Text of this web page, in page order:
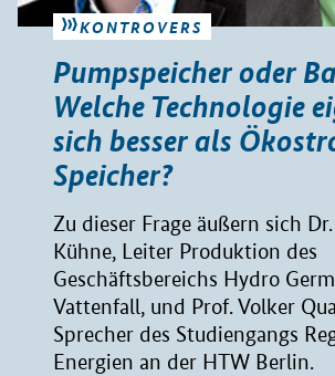
KONTROVERS
Pumpspeicher oder
Welche Technologie
sich besser als
Speicher?
Zu dieser Frage äußern sich
Kühne, Leiter Produktion des
Geschäftsbereichs Hydro
Vattenfall, und Prof. Volker
Sprecher des Studiengangs
Energien an der HTW Berlin.